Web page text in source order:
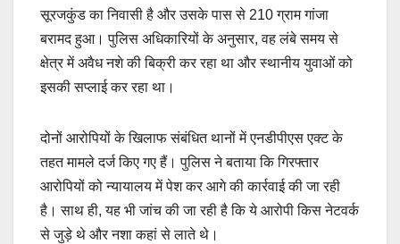
सूरजकुंड का निवासी है और उसके पास से 210 ग्राम गांजा
बरामद हुआ। पुलिस अधिकारियों के अनुसार, वह लंबे समय से
क्षेत्र में अवैध नशे की बिक्री कर रहा था और स्थानीय युवाओं को
इसकी सप्लाई कर रहा था।
दोनों आरोपियों के खिलाफ संबंधित थानों में एनडीपीएस एक्ट के
तहत मामले दर्ज किए गए हैं। पुलिस ने बताया कि गिरफ्तार
आरोपियों को न्यायालय में पेश कर आगे की कार्रवाई की जा रही
है। साथ ही, यह भी जांच की जा रही है कि ये आरोपी किस नेटवर्क
से जुड़े थे और नशा कहां से लाते थे।